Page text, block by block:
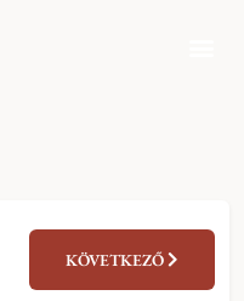
KÖVETKEZŐ